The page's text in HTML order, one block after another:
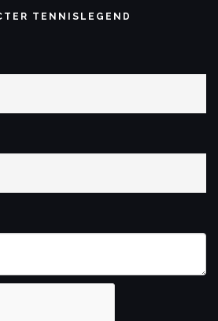
TENNISLEGEND